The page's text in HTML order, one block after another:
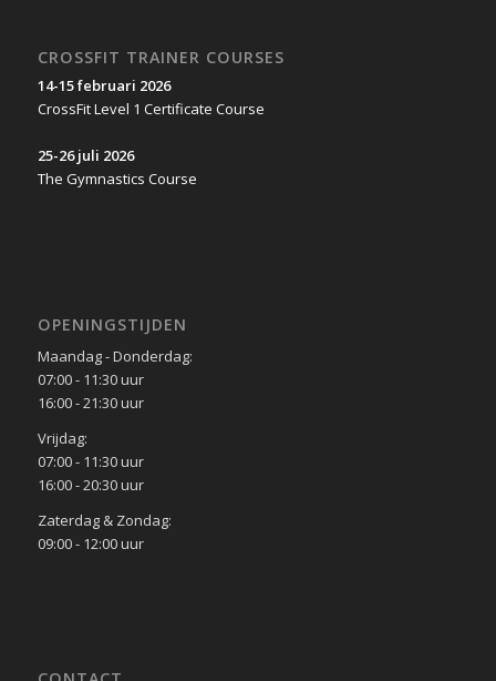
CROSSFIT TRAINER COURSES
14-15 februari 2026
CrossFit Level 1 Certificate Course
25-26 juli 2026
The Gymnastics Course
OPENINGSTIJDEN
Maandag - Donderdag:
07:00 - 11:30 uur
16:00 - 21:30 uur
Vrijdag:
07:00 - 11:30 uur
16:00 - 20:30 uur
Zaterdag & Zondag:
09:00 - 12:00 uur